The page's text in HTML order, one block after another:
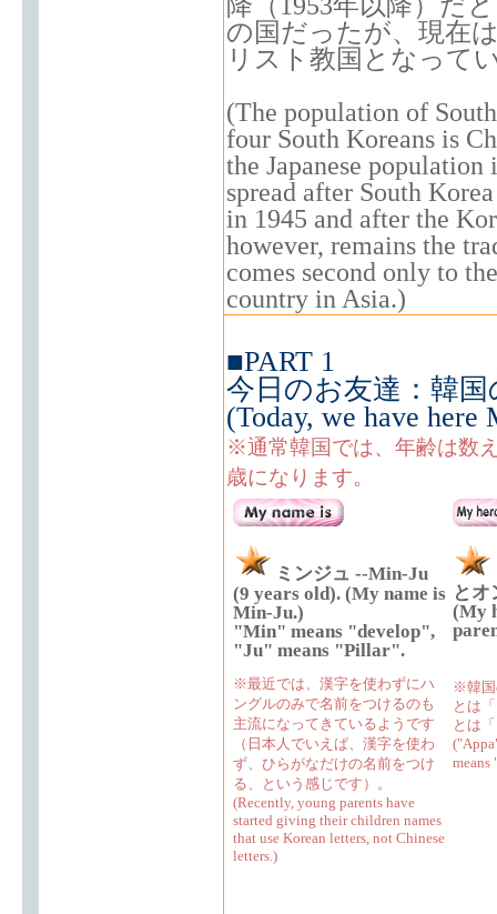
の国だったが、現在
リスト教国となって
(The population of
four South Koreans is
the Japanese
spread after South
in 1945 and after the
however, remains the
comes second only to
country in Asia.)
■PART 1
今日のお友達：韓
(Today, we have
※通常韓国では、年齢は数
歳になります。
ミンジュ --Min-Ju
(9 years old). (My name is
Min-Ju.)
"Min" means "develop",
"Ju" means "Pillar".
※最近では、漢字を使わずにハ
ングルのみで名前をつけるのも
主流になってきているようです
（日本人でいえば、漢字を使わ
ず、ひらがなだけの名前をつけ
る、という感じです）。
(Recently, young parents have
started giving their children names
that use Korean letters, not Chinese
letters.)
とオ
(My
※韓国
とは
とは
means